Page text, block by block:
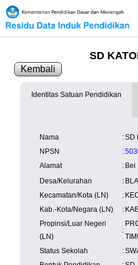
SD
Kembali
Identitas Satuan Pendidikan
Nama :SD
NPSN
:
Alamat
: Bei
Desa/Kelurahan
:
Kecamatan/Kota (LN)
:
Kab.-Kota/Negara (LN)
:
Propinsi/Luar Negeri
(LN)
:
Status Sekolah
: